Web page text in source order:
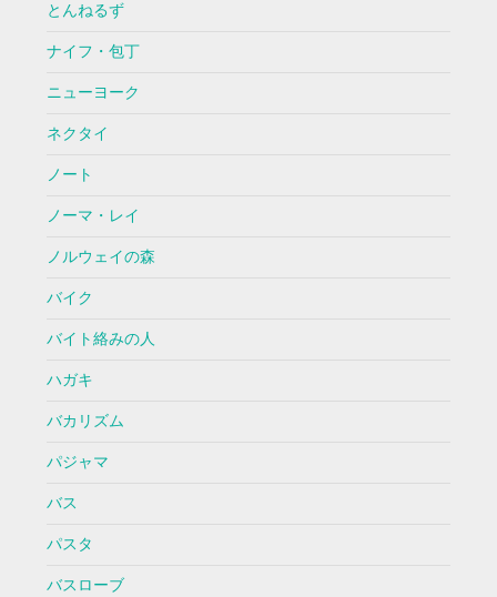
とんねるず
ナイフ・包丁
ニューヨーク
ネクタイ
ノート
ノーマ・レイ
ノルウェイの森
バイク
バイト絡みの人
ハガキ
バカリズム
パジャマ
バス
パスタ
バスローブ